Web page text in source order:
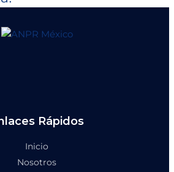
Rápidos
Inicio
Nosotros